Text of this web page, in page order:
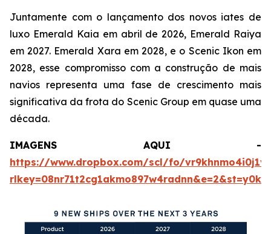
Juntamente com o lançamento dos novos iates de
luxo Emerald Kaia em abril de 2026, Emerald Raiya
em 2027. Emerald Xara em 2028, e o Scenic Ikon em
2028, esse compromisso com a construção de mais
navios representa uma fase de crescimento mais
significativa da frota do Scenic Group em quase uma
década.
IMAGENS AQUI -
https://www.dropbox.com/scl/fo/